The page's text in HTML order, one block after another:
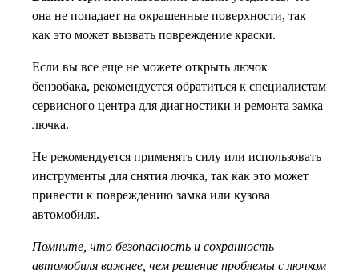
она не попадает на окрашенные поверхности, так
как это может вызвать повреждение краски.
Если вы все еще не можете открыть лючок
бензобака, рекомендуется обратиться к специалистам
сервисного центра для диагностики и ремонта замка
лючка.
Не рекомендуется применять силу или использовать
инструменты для снятия лючка, так как это может
привести к повреждению замка или кузова
автомобиля.
Помните, что безопасность и сохранность
автомобиля важнее, чем решение проблемы с лючком